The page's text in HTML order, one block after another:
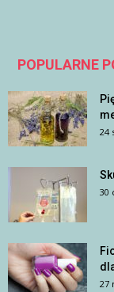
POPULARNE
24
30
27